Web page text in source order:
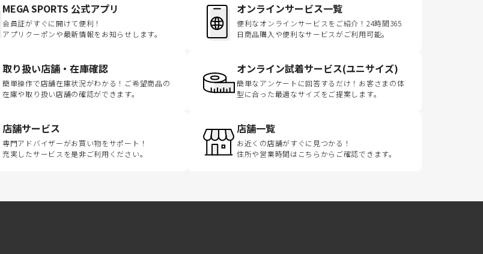
MEGA SPORTS 公式アプリ
会員証がすぐに開けて便利！
アプリクーポンや最新情報をお知らせします。
オンラインサービス一覧
便利なオンラインサービスをご紹介！24時間365
日商品購入や便利なサービスがご利用可能。
取り扱い店舗・在庫確認
簡単操作で店舗在庫状況がわかる！ご希望商品の
在庫や取り扱い店舗の確認ができます。
オンライン試着サービス(ユニサイズ)
簡単なアンケートに回答するだけ！お客さまの体
型に合った最適なサイズをご提案します。
店舗サービス
専門アドバイザーがお買い物をサポート！
充実したサービスを是非ご利用ください。
店舗一覧
お近くの店舗がすぐに見つかる！
住所や営業時間はこちらからご確認できます。